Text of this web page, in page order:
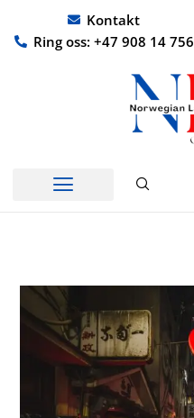
rett
Kontakt
Ring oss: +47 908 14 756